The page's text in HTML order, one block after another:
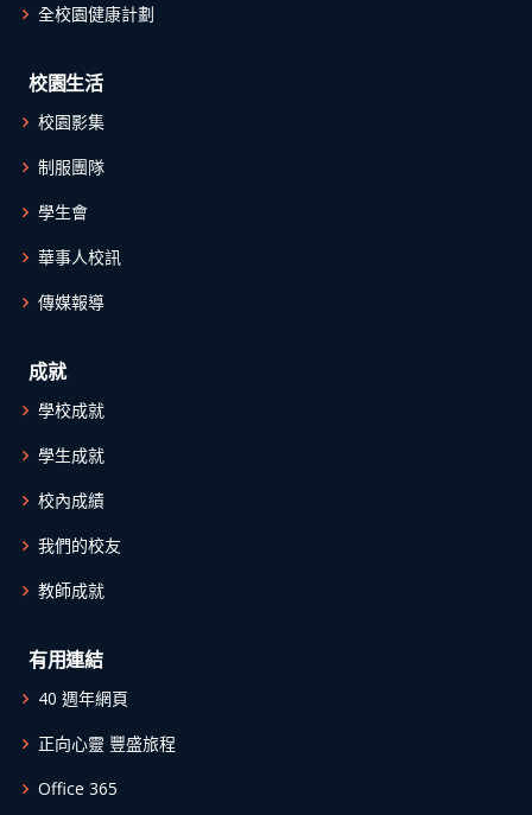
全校園健康計劃
校園生活
校園影集
制服團隊
學生會
華事人校訊
傳媒報導
成就
學校成就
學生成就
校內成績
我們的校友
教師成就
有用連結
40 週年網頁
正向心靈 豐盛旅程
Office 365